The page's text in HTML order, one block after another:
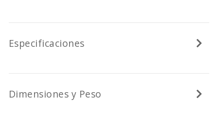
Especificaciones
Dimensiones y Peso